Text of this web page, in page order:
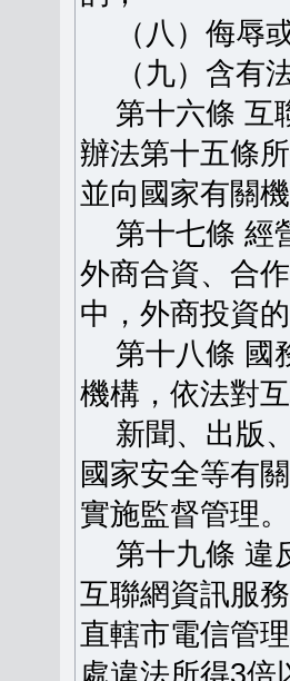
（八）侮辱
（九）含有
第十六條 互
辦法第十五條
並向國家有關機
第十七條 經
外商合資、合
中，外商投資
第十八條 國
機構，依法對
新聞、出版
國家安全等有
實施監督管理。
第十九條 違
互聯網資訊服
直轄市電信管
處違法所得3倍